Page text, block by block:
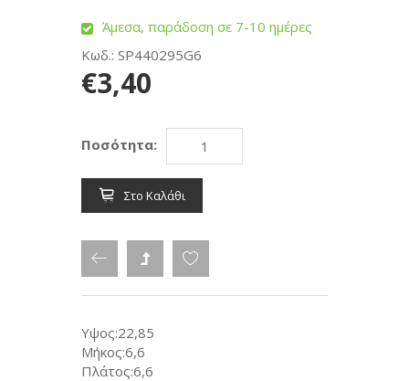
Άμεσα, παράδοση σε 7-10 ημέρες
Κωδ.: SP440295G6
€3,40
Ποσότητα:
Στο Καλάθι
Υψος:22,85
Μήκος:6,6
Πλάτος:6,6